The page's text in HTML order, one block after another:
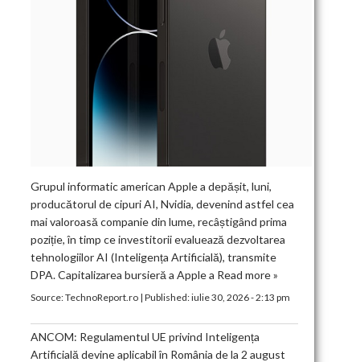
Grupul informatic american Apple a depășit, luni,
producătorul de cipuri AI, Nvidia, devenind astfel cea
mai valoroasă companie din lume, recâștigând prima
poziție, în timp ce investitorii evaluează dezvoltarea
tehnologiilor AI (Inteligența Artificială), transmite
DPA. Capitalizarea bursieră a Apple a Read more »
Source:TechnoReport.ro| Published:iulie 30, 2026 - 2:13 pm
ANCOM: Regulamentul UE privind Inteligența
Artificială devine aplicabil în România de la 2 august